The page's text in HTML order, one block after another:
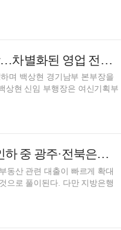
[프로필] 백상현 IBK기업은행 신임 부행장…차별화된 영업 전략 추진 적임자
며 백상현 경기남부 본부장을
상현 신임 부행장은 여신기획부
[은행 여신전(傳)-시중·지방은행]
동산 관련 대출이 빠르게 확대
으로 풀이된다. 다만 지방은행